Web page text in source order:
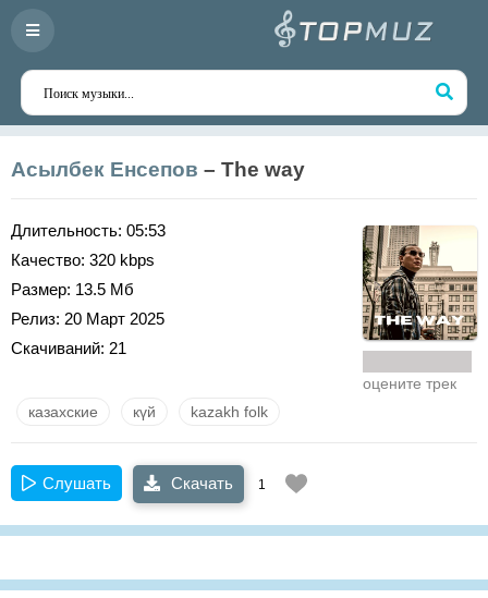
Асылбек Енсепов – The way
Длительность: 05:53
Качество: 320 kbps
Размер: 13.5 Мб
Релиз: 20 Март 2025
Скачиваний: 21
оцените трек
казахские күй kazakh folk
Слушать Скачать 1